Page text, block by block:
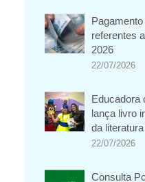
referentes
2026
22/07/2026
Educadora
lança livro
da
22/07/2026
Consulta